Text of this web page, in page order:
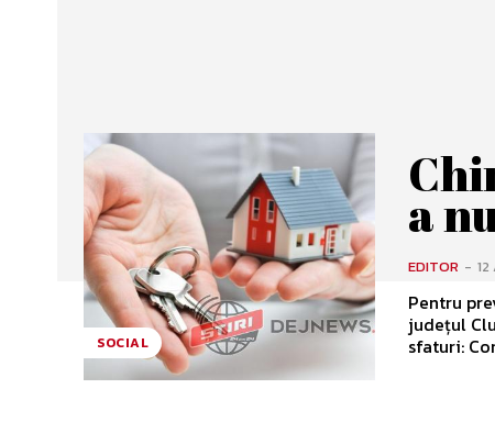
SOCIAL
a
EDITOR -
Pentru
județul